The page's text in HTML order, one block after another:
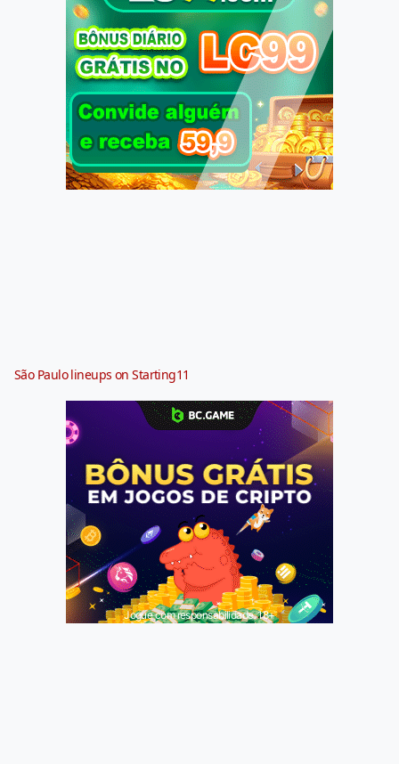
São Paulo lineups on Starting11
Jogue com responsabilidade. 18+